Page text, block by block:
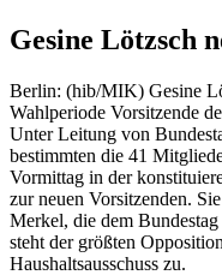
Gesine Lötzsch
Berlin: (hib/MIK) Gesine
Wahlperiode Vorsitzende
Unter Leitung von
bestimmten die 41
Vormittag in der
zur neuen Vorsitzenden.
Merkel, die dem
steht der größten
Haushaltsausschuss zu.